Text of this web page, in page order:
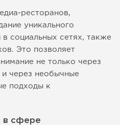
ресторанов,
уникального
в социальных сетях, также
Это позволяет
не только через
через необычные
подходы к
в сфере